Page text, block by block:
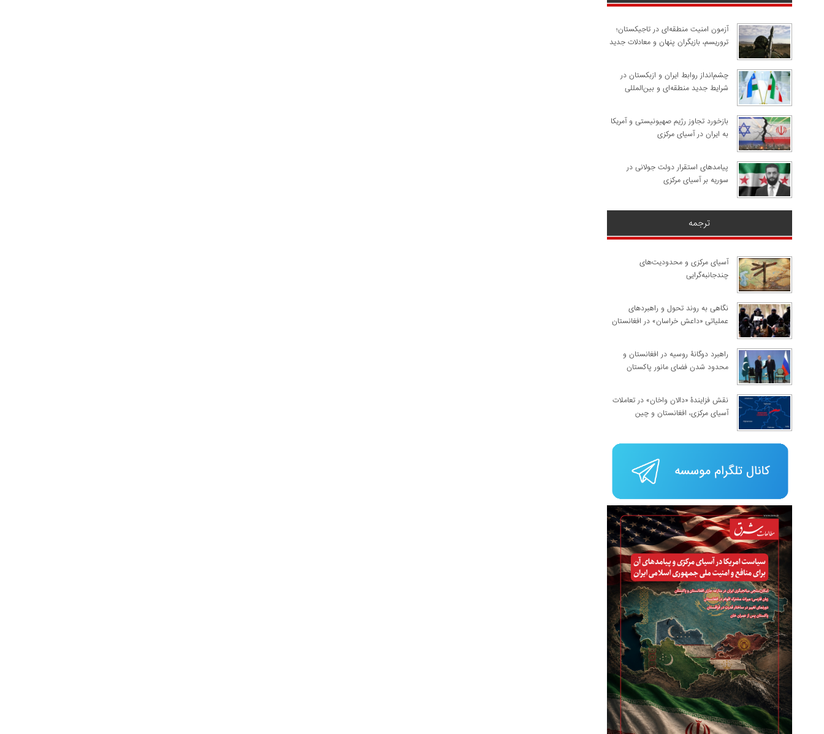
آزمون امنیت منطقه‌ای در تاجیکستان؛
تروریسم، بازیگران پنهان و معادلات جدید
چشم‌انداز روابط ایران و ازبکستان در
شرایط جدید منطقه‌ای و بین‌المللی
​بازخورد تجاوز رژیم صهیونیستی و آمریکا
به ایران در آسیای مرکزی
پیامدهای استقرار دولت جولانی در
سوریه بر آسیای مرکزی
ترجمه
آسیای مرکزی و محدودیت‌های
چندجانبه‌گرایی
نگاهی به روند تحول و راهبردهای
عملیاتی «داعش خراسان» در افغانستان
راهبرد دوگانۀ روسیه در افغانستان و
محدود شدن فضای مانور پاکستان
نقش فزایندۀ «دالان واخان» در تعاملات
آسیای مرکزی، افغانستان و چین